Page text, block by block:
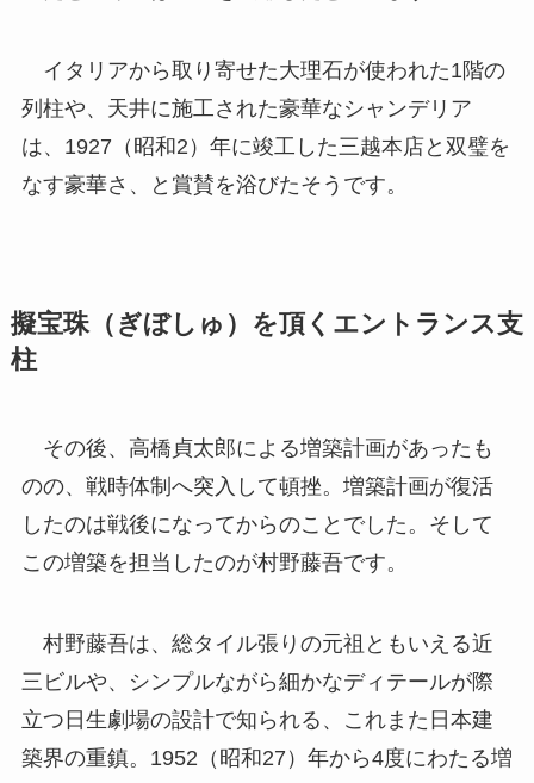
イタリアから取り寄せた大理石が使われた1階の
列柱や、天井に施工された豪華なシャンデリア
は、1927（昭和2）年に竣工した三越本店と双璧を
なす豪華さ、と賞賛を浴びたそうです。
擬宝珠（ぎぼしゅ）を頂くエントランス支
柱
その後、高橋貞太郎による増築計画があったも
のの、戦時体制へ突入して頓挫。増築計画が復活
したのは戦後になってからのことでした。そして
この増築を担当したのが村野藤吾です。
村野藤吾は、総タイル張りの元祖ともいえる近
三ビルや、シンプルながら細かなディテールが際
立つ日生劇場の設計で知られる、これまた日本建
築界の重鎮。1952（昭和27）年から4度にわたる増